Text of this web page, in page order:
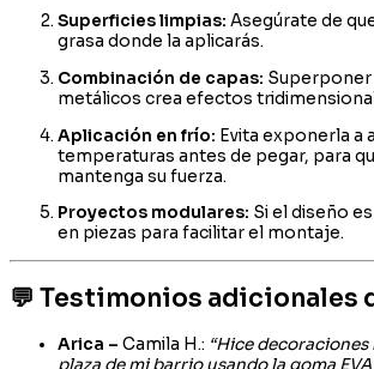
Superficies limpias: Asegúrate de
grasa donde la aplicarás.
Combinación de capas:
metálicos crea efectos
Aplicación en frío: Evita exponerla a
temperaturas antes de pegar, para
mantenga su fuerza.
Proyectos modulares: Si el diseño
en piezas para facilitar el montaje.
💬 Testimonios adicionales
Arica – Camila H.: “Hice
plaza de mi barrio usando la goma